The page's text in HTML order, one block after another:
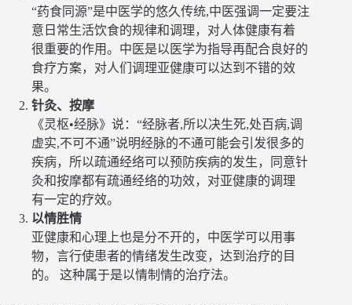
“药食同源”是中医学的悠久传统,中医强调一定要注
意日常生活饮食的规律和调理，对人体健康有着
很重要的作用。中医是以医学为指导再配合良好的
食疗方案，对人们调理亚健康可以达到不错的效
果。
针灸、按摩
《灵枢•经脉》说：“经脉者,所以决生死,处百病,调
虚实,不可不通”说明经脉的不通可能会引发很多的
疾病，所以疏通经络可以预防疾病的发生，同意针
灸和按摩都有疏通经络的功效，对亚健康的调理
有一定的疗效。
以情胜情
亚健康和心理上也是分不开的，中医学可以用事
物，言行使患者的情绪发生改变，达到治疗的目
的。 这种属于是以情制情的治疗法。